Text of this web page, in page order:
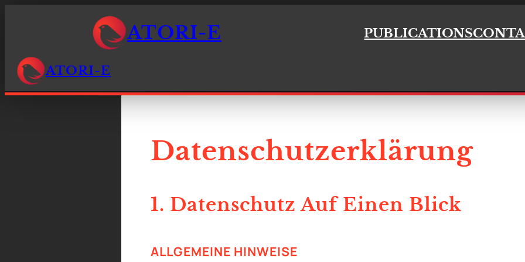
ATORI-E PUBLICATIONS
ATORI-E
Datenschutz­erklärung
1. Datenschutz Auf Einen Blick
ALLGEMEINE HINWEISE